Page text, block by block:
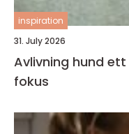
inspiration
31. July 2026
Avlivning hund ett svårt beslut med omsorg i
fokus